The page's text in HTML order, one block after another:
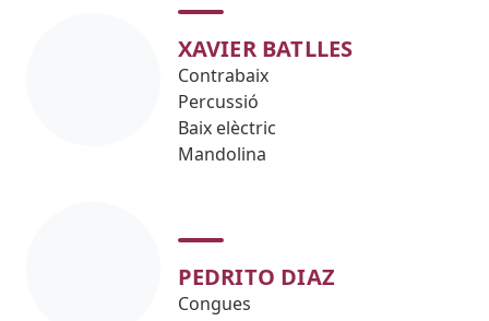
XAVIER BATLLES
Contrabaix
Percussió
Baix elèctric
Mandolina
PEDRITO DIAZ
Congues